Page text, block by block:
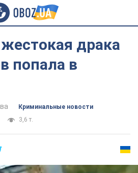
драка
попала в
Криминальные новости
3,6 т.